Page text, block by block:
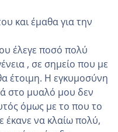
και έμαθα για την
έλεγε ποσό πολύ
, σε σημείο που με
έτοιμη. Η εγκυμοσύνη
στο μυαλό μου δεν
όμως με το που το
να κλαίω πολύ,